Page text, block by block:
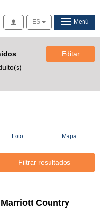
AccesoES Menú
Editar
Foto Mapa
Filtrar resultados
Country